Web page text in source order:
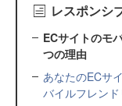
レスポンシ
ECサイトのモ
つの理由
あなたのECサ
バイルフレン